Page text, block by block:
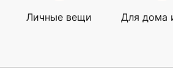
Личные вещи Для дома